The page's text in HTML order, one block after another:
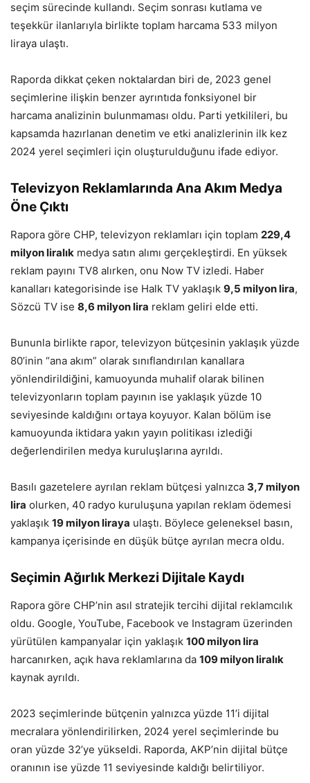
seçim sürecinde kullandı. Seçim sonrası kutlama ve
teşekkür ilanlarıyla birlikte toplam harcama 533 milyon
liraya ulaştı.
Raporda dikkat çeken noktalardan biri de, 2023 genel
seçimlerine ilişkin benzer ayrıntıda fonksiyonel bir
harcama analizinin bulunmaması oldu. Parti yetkilileri, bu
kapsamda hazırlanan denetim ve etki analizlerinin ilk kez
2024 yerel seçimleri için oluşturulduğunu ifade ediyor.
Televizyon Reklamlarında Ana Akım Medya
Öne Çıktı
Rapora göre CHP, televizyon reklamları için toplam 229,4
milyon liralık medya satın alımı gerçekleştirdi. En yüksek
reklam payını TV8 alırken, onu Now TV izledi. Haber
kanalları kategorisinde ise Halk TV yaklaşık 9,5 milyon lira,
Sözcü TV ise 8,6 milyon lira reklam geliri elde etti.
Bununla birlikte rapor, televizyon bütçesinin yaklaşık yüzde
80’inin “ana akım” olarak sınıflandırılan kanallara
yönlendirildiğini, kamuoyunda muhalif olarak bilinen
televizyonların toplam payının ise yaklaşık yüzde 10
seviyesinde kaldığını ortaya koyuyor. Kalan bölüm ise
kamuoyunda iktidara yakın yayın politikası izlediği
değerlendirilen medya kuruluşlarına ayrıldı.
Basılı gazetelere ayrılan reklam bütçesi yalnızca 3,7 milyon
lira olurken, 40 radyo kuruluşuna yapılan reklam ödemesi
yaklaşık 19 milyon liraya ulaştı. Böylece geleneksel basın,
kampanya içerisinde en düşük bütçe ayrılan mecra oldu.
Seçimin Ağırlık Merkezi Dijitale Kaydı
Rapora göre CHP’nin asıl stratejik tercihi dijital reklamcılık
oldu. Google, YouTube, Facebook ve Instagram üzerinden
yürütülen kampanyalar için yaklaşık 100 milyon lira
harcanırken, açık hava reklamlarına da 109 milyon liralık
kaynak ayrıldı.
2023 seçimlerinde bütçenin yalnızca yüzde 11’i dijital
mecralara yönlendirilirken, 2024 yerel seçimlerinde bu
oran yüzde 32’ye yükseldi. Raporda, AKP’nin dijital bütçe
oranının ise yüzde 11 seviyesinde kaldığı belirtiliyor.